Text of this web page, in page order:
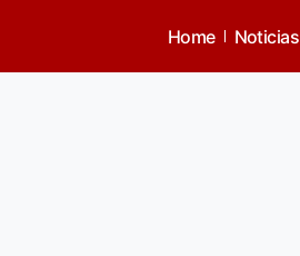
Home Noticias